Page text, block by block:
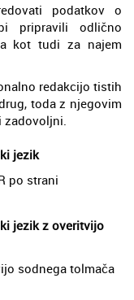
podatkov o
pripravili odlično
kot tudi za najem
redakcijo tistih
toda z njegovim
zadovoljni.
jezik
po strani
jezik z overitvijo
sodnega tolmača